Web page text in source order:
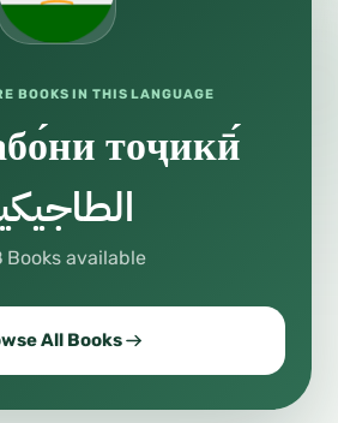
BOOKS IN THIS LANGUAGE
тоҷикӣ́
Books available
All Books